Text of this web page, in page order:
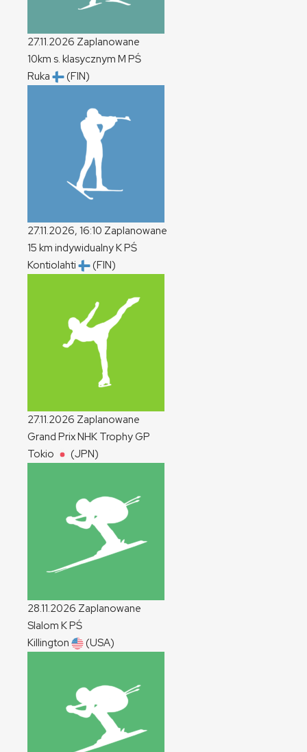
27.11.2026 Zaplanowane
10km s. klasycznym M PŚ
Ruka
(FIN)
27.11.2026, 16:10 Zaplanowane
15 km indywidualnyKPŚ
Kontiolahti
(FIN)
27.11.2026 Zaplanowane
Grand Prix NHK TrophyGP
Tokio
(JPN)
28.11.2026 Zaplanowane
Slalom KPŚ
Killington
(USA)